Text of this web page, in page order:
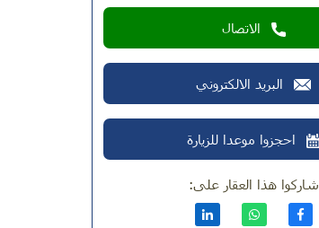
الاتصال
البريد الالكتروني
احجزوا موعدا للزيارة
شاركوا هذا العقار على: